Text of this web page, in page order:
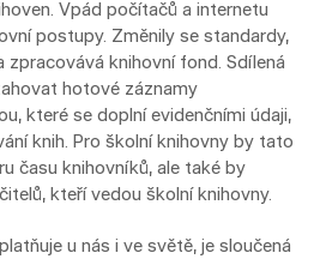
Vpád počítačů a internetu
postupy. Změnily se standardy,
zpracovává knihovní fond. Sdílená
hotové záznamy
které se doplní evidenčními údaji,
knih. Pro školní knihovny by tato
času knihovníků, ale také by
kteří vedou školní knihovny.
u nás i ve světě, je sloučená